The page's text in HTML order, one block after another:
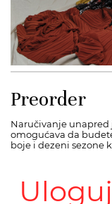
Preorder
Naručivanje unapred
omogućava da
boje i dezeni sezone